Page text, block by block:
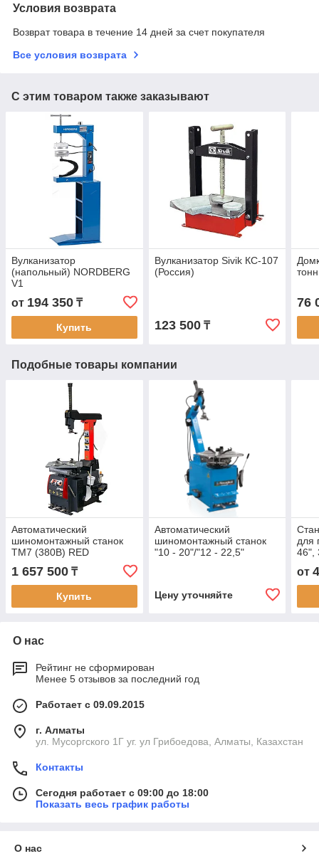
Условия возврата
Возврат товара в течение 14 дней за счет покупателя
Все условия возврата
С этим товаром также заказывают
Вулканизатор
(напольный) NORDBERG
V1
от 194 350 ₸
Купить
Вулканизатор Sivik КС-107
(Россия)
123 500₸
76
Подобные товары компании
Автоматический
шиномонтажный станок
TM7 (380В) RED
1 657 500 ₸
Купить
Автоматический
шиномонтажный станок
"10 - 20"/"12 - 22,5"
Цену уточняйте
для
46",
от
О нас
Рейтинг не сформирован
Менее 5 отзывов за последний год
Работает с 09.09.2015
г. Алматы
ул. Мусоргского 1Г уг. ул Грибоедова, Алматы, Казахстан
Контакты
Сегодня работает с 09:00 до 18:00
Показать весь график работы
О нас